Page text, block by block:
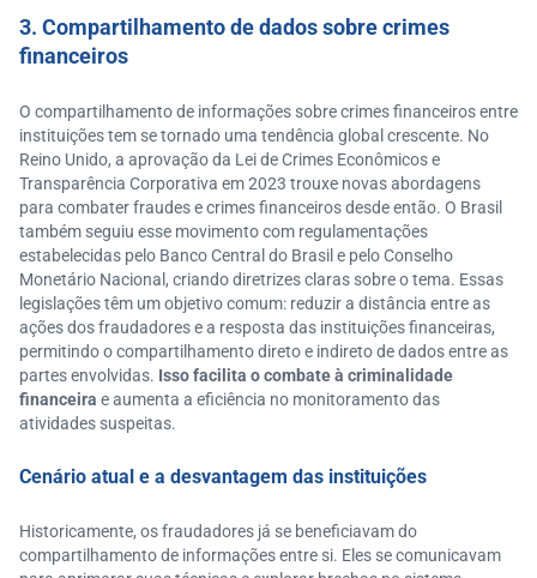
3. Compartilhamento de dados sobre crimes
financeiros
O compartilhamento de informações sobre crimes financeiros entre
instituições tem se tornado uma tendência global crescente. No
Reino Unido, a aprovação da Lei de Crimes Econômicos e
Transparência Corporativa em 2023 trouxe novas abordagens
para combater fraudes e crimes financeiros desde então. O Brasil
também seguiu esse movimento com regulamentações
estabelecidas pelo Banco Central do Brasil e pelo Conselho
Monetário Nacional, criando diretrizes claras sobre o tema. Essas
legislações têm um objetivo comum: reduzir a distância entre as
ações dos fraudadores e a resposta das instituições financeiras,
permitindo o compartilhamento direto e indireto de dados entre as
partes envolvidas. Isso facilita o combate à criminalidade
financeira e aumenta a eficiência no monitoramento das
atividades suspeitas.
Cenário atual e a desvantagem das instituições
Historicamente, os fraudadores já se beneficiavam do
compartilhamento de informações entre si. Eles se comunicavam